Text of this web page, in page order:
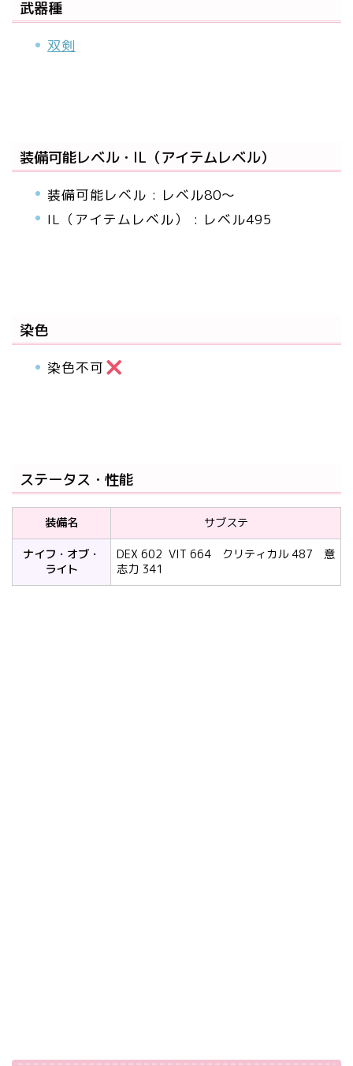
武器種
双剣
装備可能レベル・IL（アイテムレベル）
装備可能レベル : レベル80～
IL（アイテムレベル） : レベル495
染色
染色不可
ステータス・性能
装備名
サブステ
ナイフ・オブ・
ライト
DEX 602 VIT 664 クリティカル 487 意
志力 341